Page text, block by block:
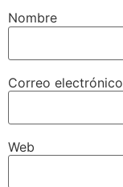
Nombre
Correo electrónico
Web